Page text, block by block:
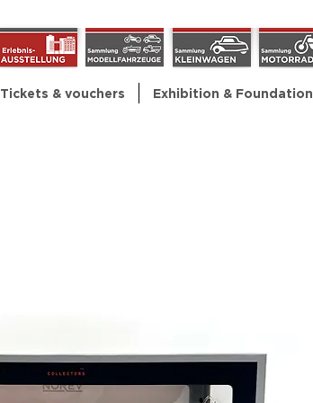
Tickets & vouchers Exhibition & Foundation